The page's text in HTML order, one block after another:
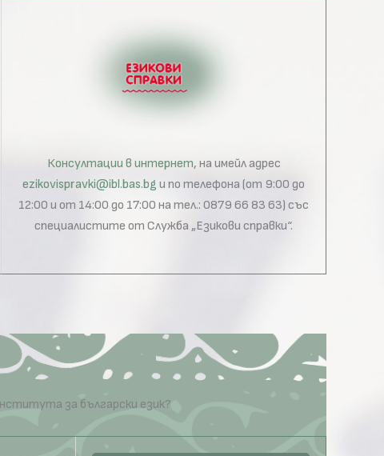
Консултации в интернет, на имейл адрес
ezikovispravki@ibl.bas.bg и по телефона (от 9:00 до
12:00 и от 14:00 до 17:00 на тел.: 0879 66 83 63) със
специалистите от Служба „Езикови справки“.
за български език?